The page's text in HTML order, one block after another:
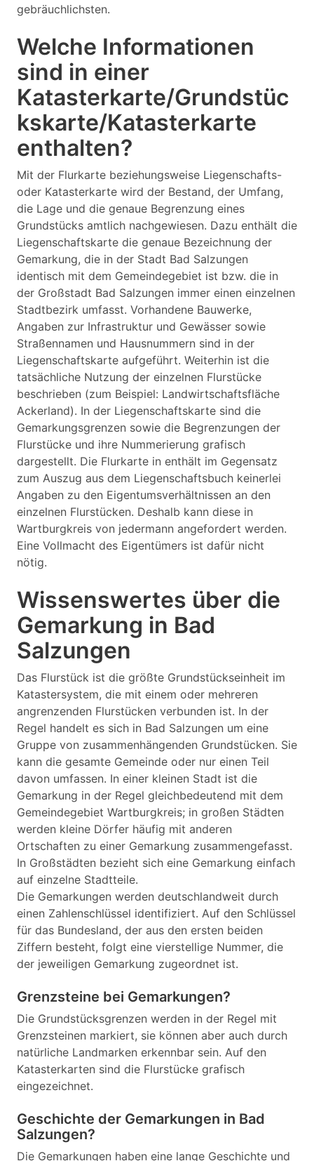
gebräuchlichsten.
Welche Informationen
sind in einer
Katasterkarte/Grundstüc
kskarte/Katasterkarte
enthalten?
Mit der Flurkarte beziehungsweise Liegenschafts-
oder Katasterkarte wird der Bestand, der Umfang,
die Lage und die genaue Begrenzung eines
Grundstücks amtlich nachgewiesen. Dazu enthält die
Liegenschaftskarte die genaue Bezeichnung der
Gemarkung, die in der Stadt Bad Salzungen
identisch mit dem Gemeindegebiet ist bzw. die in
der Großstadt Bad Salzungen immer einen einzelnen
Stadtbezirk umfasst. Vorhandene Bauwerke,
Angaben zur Infrastruktur und Gewässer sowie
Straßennamen und Hausnummern sind in der
Liegenschaftskarte aufgeführt. Weiterhin ist die
tatsächliche Nutzung der einzelnen Flurstücke
beschrieben (zum Beispiel: Landwirtschaftsfläche
Ackerland). In der Liegenschaftskarte sind die
Gemarkungsgrenzen sowie die Begrenzungen der
Flurstücke und ihre Nummerierung grafisch
dargestellt. Die Flurkarte in enthält im Gegensatz
zum Auszug aus dem Liegenschaftsbuch keinerlei
Angaben zu den Eigentumsverhältnissen an den
einzelnen Flurstücken. Deshalb kann diese in
Wartburgkreis von jedermann angefordert werden.
Eine Vollmacht des Eigentümers ist dafür nicht
nötig.
Wissenswertes über die
Gemarkung in Bad
Salzungen
Das Flurstück ist die größte Grundstückseinheit im
Katastersystem, die mit einem oder mehreren
angrenzenden Flurstücken verbunden ist. In der
Regel handelt es sich in Bad Salzungen um eine
Gruppe von zusammenhängenden Grundstücken. Sie
kann die gesamte Gemeinde oder nur einen Teil
davon umfassen. In einer kleinen Stadt ist die
Gemarkung in der Regel gleichbedeutend mit dem
Gemeindegebiet Wartburgkreis; in großen Städten
werden kleine Dörfer häufig mit anderen
Ortschaften zu einer Gemarkung zusammengefasst.
In Großstädten bezieht sich eine Gemarkung einfach
auf einzelne Stadtteile.
Die Gemarkungen werden deutschlandweit durch
einen Zahlenschlüssel identifiziert. Auf den Schlüssel
für das Bundesland, der aus den ersten beiden
Ziffern besteht, folgt eine vierstellige Nummer, die
der jeweiligen Gemarkung zugeordnet ist.
Grenzsteine bei Gemarkungen?
Die Grundstücksgrenzen werden in der Regel mit
Grenzsteinen markiert, sie können aber auch durch
natürliche Landmarken erkennbar sein. Auf den
Katasterkarten sind die Flurstücke grafisch
eingezeichnet.
Geschichte der Gemarkungen in Bad
Salzungen?
Die Gemarkungen haben eine lange Geschichte und